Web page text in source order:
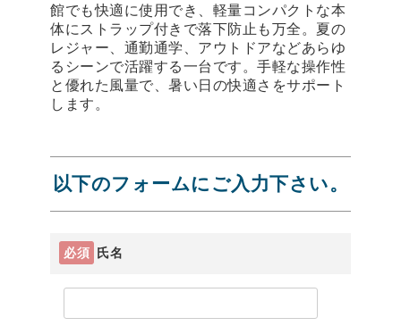
館でも快適に使用でき、軽量コンパクトな本
体にストラップ付きで落下防止も万全。夏の
レジャー、通勤通学、アウトドアなどあらゆ
るシーンで活躍する一台です。手軽な操作性
と優れた風量で、暑い日の快適さをサポート
します。
以下のフォームにご入力下さい。
必須 氏名